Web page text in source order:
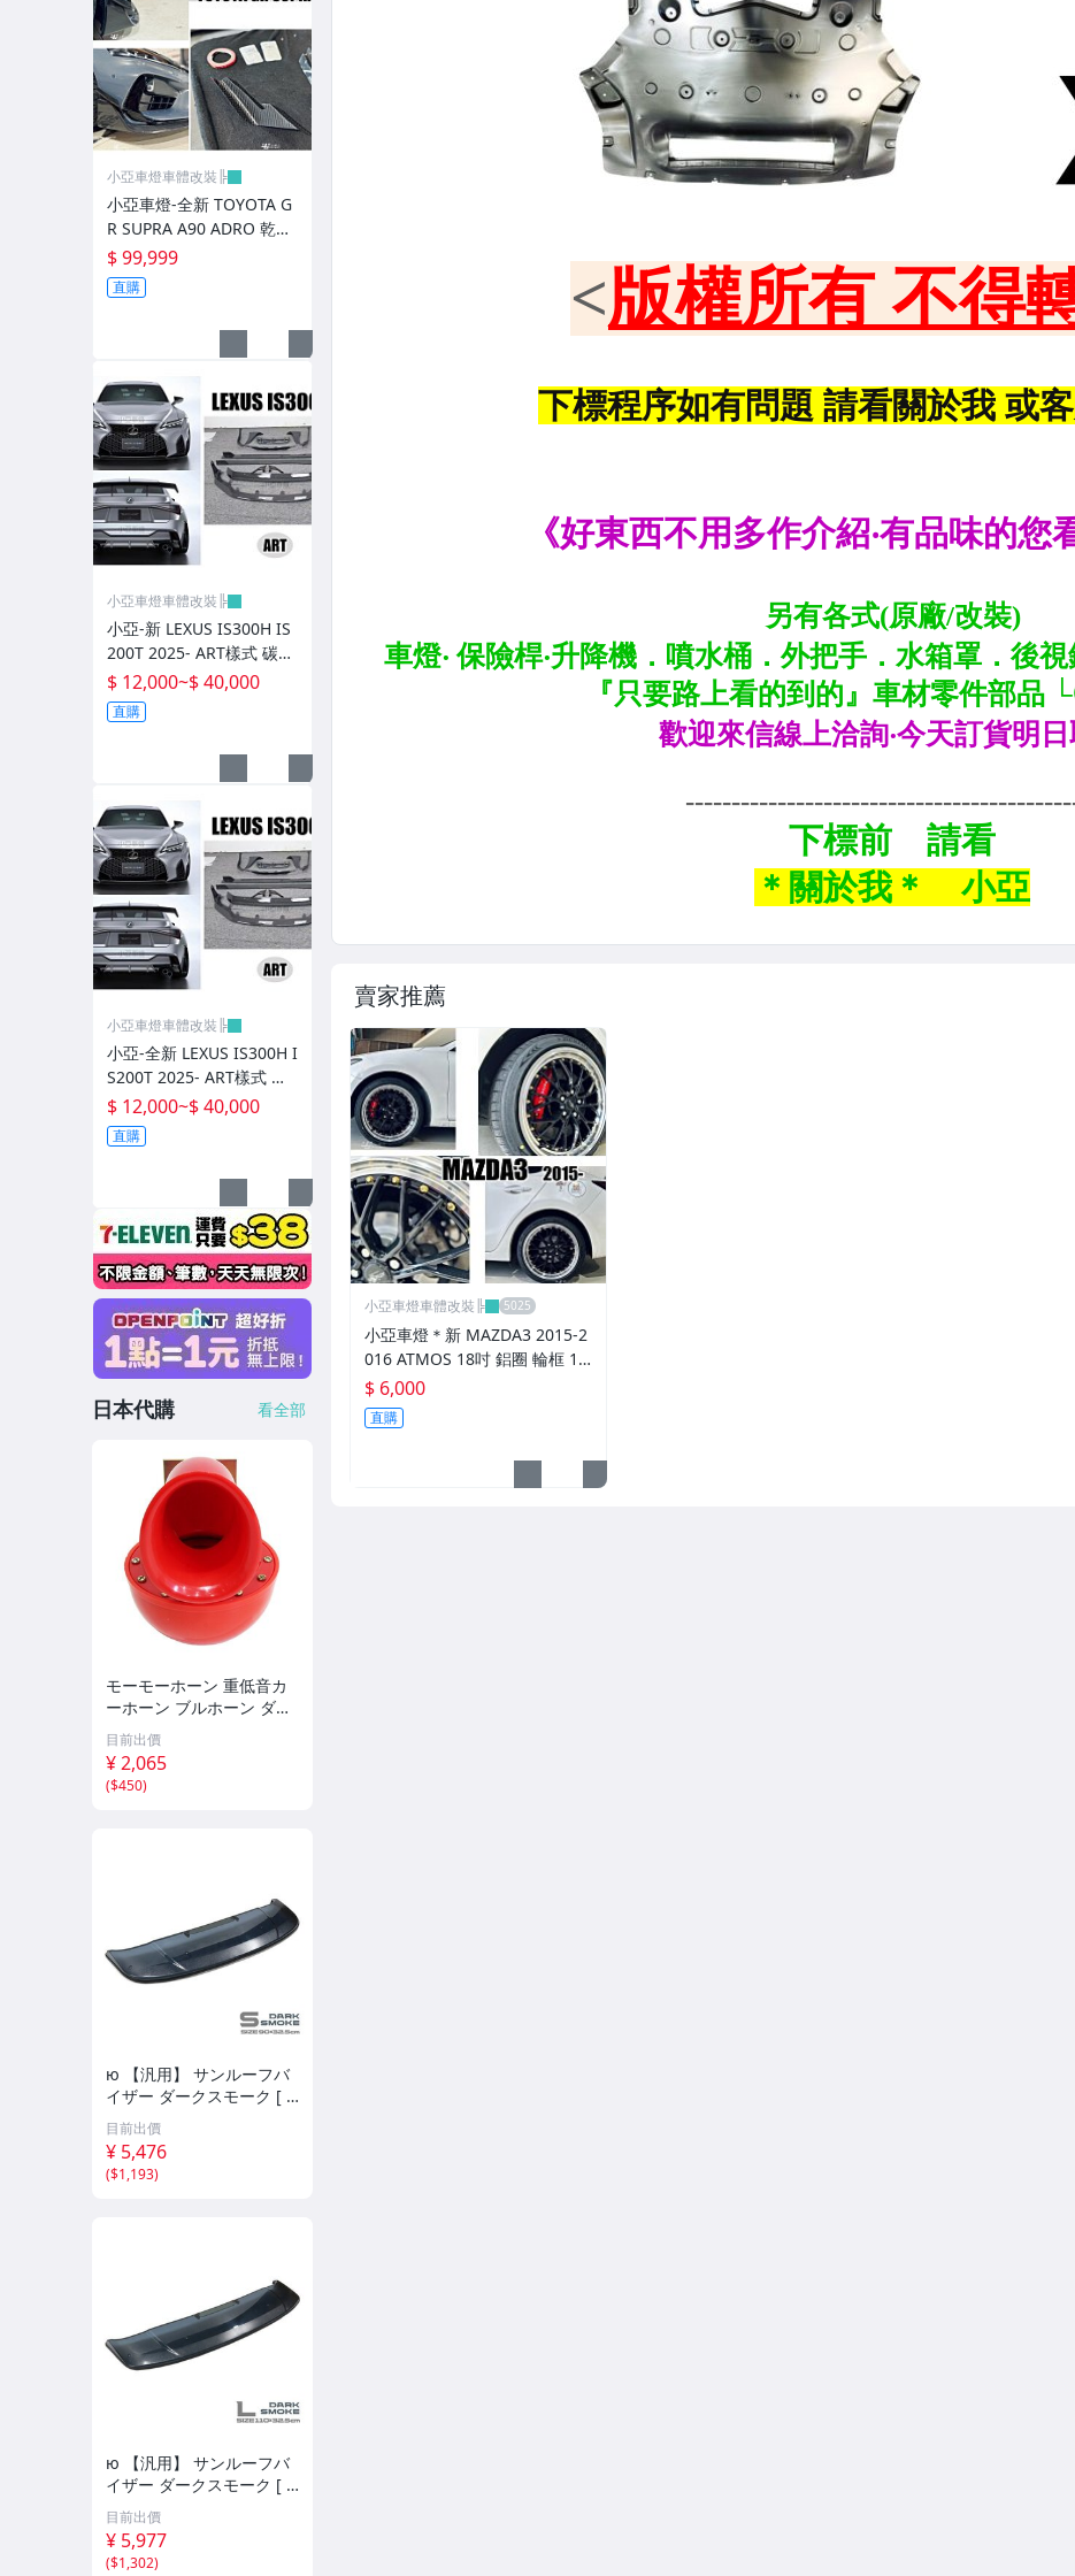
前後保桿.前後下巴.側裙.尾翼
升降機.汽車零件.鈑金零件
內.外把手.後視鏡.LED後視鏡
大燈框.後燈框.側燈框.霧燈框
煞車油門踏板.冷光迎賓踏板
排氣管.內龜板.下護板.擋泥板
原廠改裝水箱罩.通風網
非常機車
車用精品百貨類.各車系晴雨窗
避震器.卡鉗.來另片.短彈簧
CUSCO / HARDRACE 各車系結構桿.拉桿
進氣套件 進氣系統 全系列
其它
賣家推薦
小亞車燈車體改裝╠
小亞車燈＊新 MAZDA3 2015-2
016 ATMOS 18吋 鋁圈 輪框 18
*8.5 5/108 ET40 5孔108 銀黑
車邊 鉚釘款
$ 6,000
直購
小亞車燈車體改裝╠
小亞車燈-全新 TOYOTA G
R SUPRA A90 ADRO 乾式
碳纖維 前保桿風刀 前保 風
刀
$ 99,999
直購
小亞車燈車體改裝╠
小亞-新 LEXUS IS300H IS
200T 2025- ART樣式 碳纖
維 卡夢 前下巴 側裙 後下
巴 尾翼
$ 12,000~$ 40,000
直購
小亞車燈車體改裝╠
小亞-全新 LEXUS IS300H I
S200T 2025- ART樣式 碳
纖維 卡夢 前下巴 側裙 後
下巴 尾翼
$ 12,000~$ 40,000
直購
日本代購 看全部
モーモーホーン 重低音カ
ーホーン ブルホーン ダン
プカー 汽笛のような重量
級の迫力！ステー付 レッ
ド 12V汎用 クラクション
旧車 バイク
目前出價
¥ 2,065
($450)
ю 【汎用】 サンルーフバ
イザー ダークスモーク [ S
サイズ ] 90×32.5cm 取付
金具付き サンルーフ 後付
け 換気 雨よけ 曇り予防 1
個
目前出價
¥ 5,476
($1,193)
ю 【汎用】 サンルーフバ
イザー ダークスモーク [ L
サイズ ] 110×32.5cm 取付
金具付き サンルーフ 後付
け 換気 雨よけ 曇り予防 1
目前出價
¥ 5,977
($1,302)